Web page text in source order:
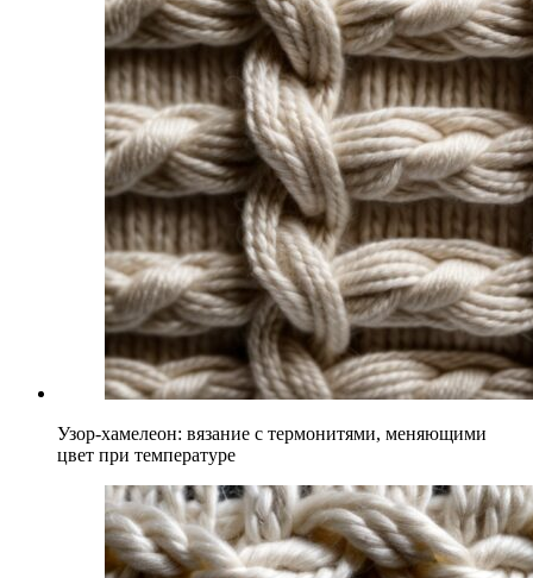
Узор-хамелеон: вязание с термонитями, меняющими
цвет при температуре